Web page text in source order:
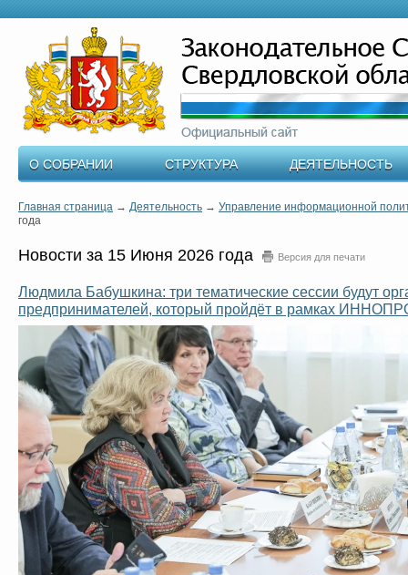
О СОБРАНИИ СТРУКТУРА ДЕЯТЕЛЬНОСТЬ
Главная страница → Деятельность → Управление информационной
года
Новости за 15 Июня 2026 года Версия для печати
Людмила Бабушкина: три тематические сессии будут
предпринимателей, который пройдёт в рамках